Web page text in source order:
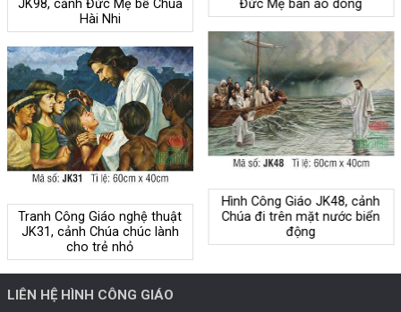
JK98, cảnh Đức Mẹ bế Chúa
Hài Nhi
Đức Mẹ ban áo dòng
Hình Công Giáo JK48, cảnh
Chúa đi trên mặt nước biển
động
Tranh Công Giáo nghệ thuật
JK31, cảnh Chúa chúc lành
cho trẻ nhỏ
LIÊN HỆ HÌNH CÔNG GIÁO